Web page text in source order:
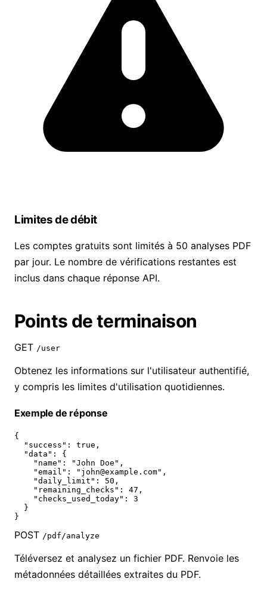
Limites de débit
Les comptes gratuits sont limités à 50 analyses PDF
par jour. Le nombre de vérifications restantes est
inclus dans chaque réponse API.
Points de terminaison
GET /user
Obtenez les informations sur l'utilisateur authentifié,
y compris les limites d'utilisation quotidiennes.
Exemple de réponse
{
  "success": true,
  "data": {
    "name": "John Doe",
    "email": "john@example.com",
    "daily_limit": 50,
    "remaining_checks": 47,
    "checks_used_today": 3
  }
}
POST /pdf/analyze
Téléversez et analysez un fichier PDF. Renvoie les
métadonnées détaillées extraites du PDF.